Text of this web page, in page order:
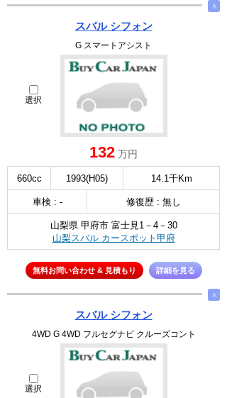
∧
スバル シフォン
G スマートアシスト
選択
132 万円
660cc 1993(H05) 14.1千Km
車検 : - 修復歴 : 無し
山梨県 甲府市 富士見1－4－30
山梨スバル カースポット甲府
無料お問い合わせ & 見積もり 詳細を見る
∧
スバル シフォン
4WD G 4WD フルセグナビ クルーズコント
選択